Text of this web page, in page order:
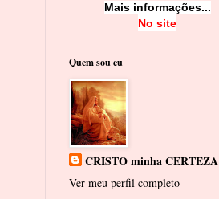
Mais informações...
No site
Quem sou eu
CRISTO minha CERTEZA
Ver meu perfil completo